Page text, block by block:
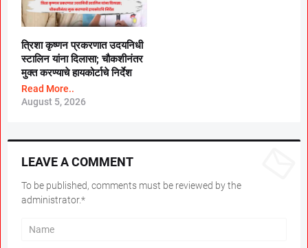
त्रिशा कृष्णन प्रकरणात उदयनिधी
स्टालिन यांना दिलासा; चौकशीनंतर
मुक्त करण्याचे हायकोर्टाचे निर्देश
Read More..
August 5, 2026
LEAVE A COMMENT
To be published, comments must be reviewed by the
administrator.*